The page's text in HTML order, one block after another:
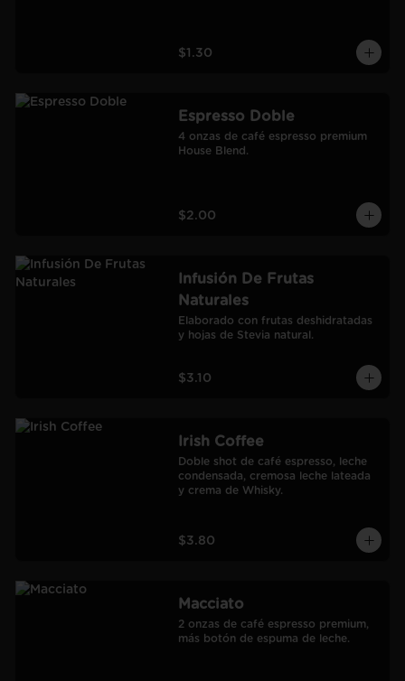
$1.30
Espresso Doble
4 onzas de café espresso premium
House Blend.
$2.00
Infusión De Frutas
Naturales
Elaborado con frutas deshidratadas
y hojas de Stevia natural.
$3.10
Irish Coffee
Doble shot de café espresso, leche
condensada, cremosa leche lateada
y crema de Whisky.
$3.80
Macciato
2 onzas de café espresso premium,
más botón de espuma de leche.